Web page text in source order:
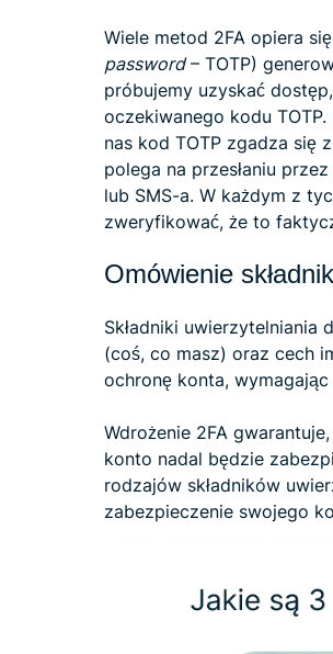
Wiele metod 2FA opiera
password– TOTP)
próbujemy uzyskać
oczekiwanego kodu
nas kod TOTP zgadza się
polega na przesłaniu
lub SMS-a. W każdym z
zweryfikować, że to
Omówienie
Składniki
(coś, co masz) oraz cech
ochronę konta,
Wdrożenie 2FA
konto nadal będzie
rodzajów składników
zabezpieczenie swojego